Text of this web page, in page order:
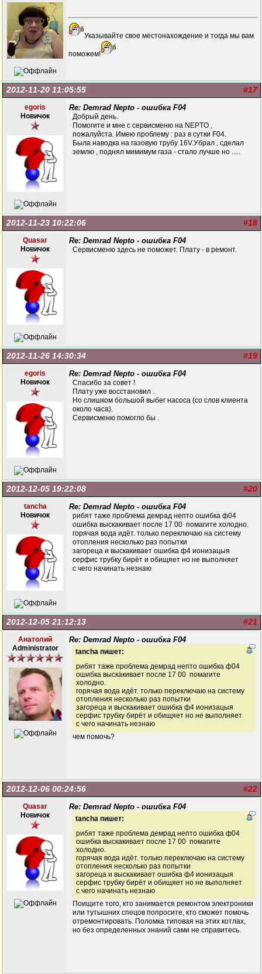
Указывайте свое местонахождение и тогда мы вам
поможем!
#17
2012-11-20 11:05:55
egoris
Новичок
Re: Demrad Nepto - ошибка F04
Добрый день.
Помогите и мне с сервисменю на NEPTO ,
пожалуйста. Имею проблему : раз в сутки F04.
Была наводка на газовую трубу 16V.Убрал , сделал
землю , поднял мимимум газа - стало лучше но .....
#18
2012-11-23 10:22:06
Quasar
Новичок
Re: Demrad Nepto - ошибка F04
Сервисменю здесь не поможет. Плату - в ремонт.
#19
2012-11-26 14:30:34
egoris
Новичок
Re: Demrad Nepto - ошибка F04
Спасибо за совет !
Плату уже восстановил .
Но слишком большой выбег насоса (со слов клиента
около часа).
Сервисменю помогло бы .
#20
2012-12-05 19:22:08
tancha
Новичок
Re: Demrad Nepto - ошибка F04
рибят таже проблема демрад непто ошибка ф04
ошибка выскакивает после 17 00 помагите холодно.
горячая вода идёт. только переключаю на систему
отопления несколько раз попытки
загореца и выскакивает ошибка ф4 ионизацыя
серфис трубку бирёт и обищяет но не выполняет
с чего начинать незнаю
#21
2012-12-05 21:12:13
Анатолий
Administrator
Re: Demrad Nepto - ошибка F04
tancha пишет:
рибят таже проблема демрад непто ошибка ф04
ошибка выскакивает после 17 00 помагите
холодно.
горячая вода идёт. только переключаю на систему
отопления несколько раз попытки
загореца и выскакивает ошибка ф4 ионизацыя
серфис трубку бирёт и обищяет но не выполняет
с чего начинать незнаю
чем помочь?
#22
2012-12-06 00:24:56
Quasar
Новичок
Re: Demrad Nepto - ошибка F04
tancha пишет:
рибят таже проблема демрад непто ошибка ф04
ошибка выскакивает после 17 00 помагите
холодно.
горячая вода идёт. только переключаю на систему
отопления несколько раз попытки
загореца и выскакивает ошибка ф4 ионизацыя
серфис трубку бирёт и обищяет но не выполняет
с чего начинать незнаю
Поищите того, кто занимается ремонтом электроники
или тутышних спецов попросите, кто сможет помочь
отремонтировать. Поломка типовая на этих котлах,
но без определенных знаний сами не справитесь.